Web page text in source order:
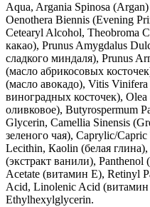
Aqua, Argania Spinosa
Oenothera Biennis (Evening
Сetearyl Alcohol, Theobroma
какао), Prunus Amygdalus
сладкого миндаля), Prunus
(масло абрикосовых
(масло авокадо), Vitis
виноградных косточек),
оливковое), Butyrospermum
Glycerin, Camellia Sinensis
зеленого чая), Caprylic/
Lecithin, Кaolin (белая
(экстракт ванили),
Acetate (витамин Е), Retinyl
Acid, Linolenic Acid
Ethylhexylglycerin.